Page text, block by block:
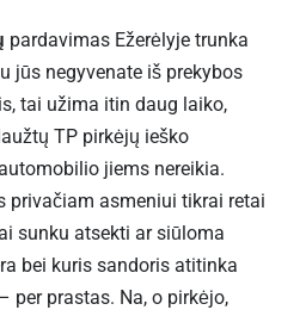
pardavimas Ežerėlyje trunka
jūs negyvenate iš prekybos
tai užima itin daug laiko,
TP pirkėjų ieško
jiems nereikia.
privačiam asmeniui tikrai retai
sunku atsekti ar siūloma
bei kuris sandoris atitinka
per prastas. Na, o pirkėjo,